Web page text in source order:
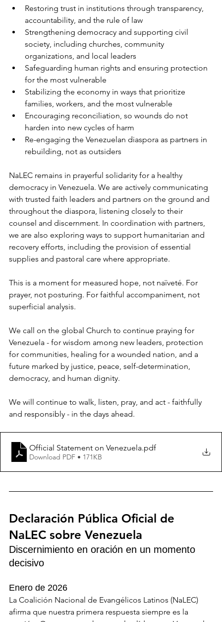
Restoring trust in institutions through transparency,
accountability, and the rule of law
Strengthening democracy and supporting civil
society, including churches, community
organizations, and local leaders
Safeguarding human rights and ensuring protection
for the most vulnerable
Stabilizing the economy in ways that prioritize
families, workers, and the most vulnerable
Encouraging reconciliation, so wounds do not
harden into new cycles of harm
Re-engaging the Venezuelan diaspora as partners in
rebuilding, not as outsiders
NaLEC remains in prayerful solidarity for a healthy
democracy in Venezuela. We are actively communicating
with trusted faith leaders and partners on the ground and
throughout the diaspora, listening closely to their
counsel and discernment. In coordination with partners,
we are also exploring ways to support humanitarian and
recovery efforts, including the provision of essential
supplies and pastoral care where appropriate.
This is a moment for measured hope, not naïveté. For
prayer, not posturing. For faithful accompaniment, not
superficial analysis.
We call on the global Church to continue praying for
Venezuela - for wisdom among new leaders, protection
for communities, healing for a wounded nation, and a
future marked by justice, peace, self-determination,
democracy, and human dignity.
We will continue to walk, listen, pray, and act - faithfully
and responsibly - in the days ahead.
Official Statement on Venezuela.pdf
Download PDF • 171KB
Declaración Pública Oficial de
NaLEC sobre Venezuela
Discernimiento en oración en un momento
decisivo
Enero de 2026
La Coalición Nacional de Evangélicos Latinos (NaLEC)
afirma que nuestra primera respuesta siempre es la